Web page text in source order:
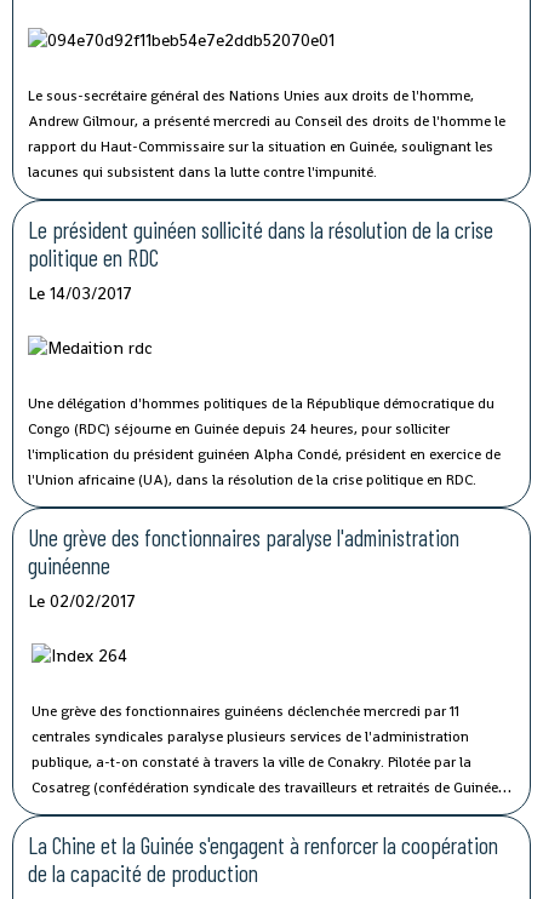
Le sous-secrétaire général des Nations Unies aux droits de l'homme,
Andrew Gilmour, a présenté mercredi au Conseil des droits de l'homme le
rapport du Haut-Commissaire sur la situation en Guinée, soulignant les
lacunes qui subsistent dans la lutte contre l'impunité.
Le président guinéen sollicité dans la résolution de la crise
politique en RDC
Le 14/03/2017
Une délégation d'hommes politiques de la République démocratique du
Congo (RDC) séjourne en Guinée depuis 24 heures, pour solliciter
l'implication du président guinéen Alpha Condé, président en exercice de
l'Union africaine (UA), dans la résolution de la crise politique en RDC.
Une grève des fonctionnaires paralyse l'administration
guinéenne
Le 02/02/2017
Une grève des fonctionnaires guinéens déclenchée mercredi par 11
centrales syndicales paralyse plusieurs services de l'administration
publique, a-t-on constaté à travers la ville de Conakry. Pilotée par la
Cosatreg (confédération syndicale des travailleurs et retraités de Guinée)
et 10 centrales syndicales, la grève générale d'avertissement de 7 jours
vise à protester contre les mauvaises conditions de vie et de travail des
fonctionnaires du secteur public.
La Chine et la Guinée s'engagent à renforcer la coopération
de la capacité de production